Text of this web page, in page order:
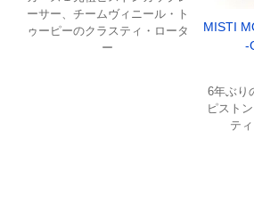
ーサー、チームヴィニール・ト
ゥーピーのクラスティ・ロータ
ー
MISTI
-
6年ぶり
ピスト
テ